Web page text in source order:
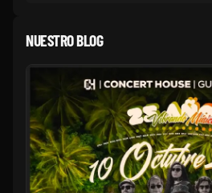
NUESTRO BLOG